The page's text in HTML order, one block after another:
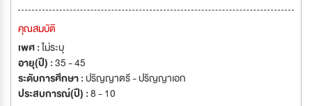
คุณสมบัติ
เพศ :ไม่ระบุ
อายุ(ปี) :35 - 45
ระดับการศึกษา :ปริญญาตรี - ปริญญาเอก
ประสบการณ์(ปี) :8 - 10